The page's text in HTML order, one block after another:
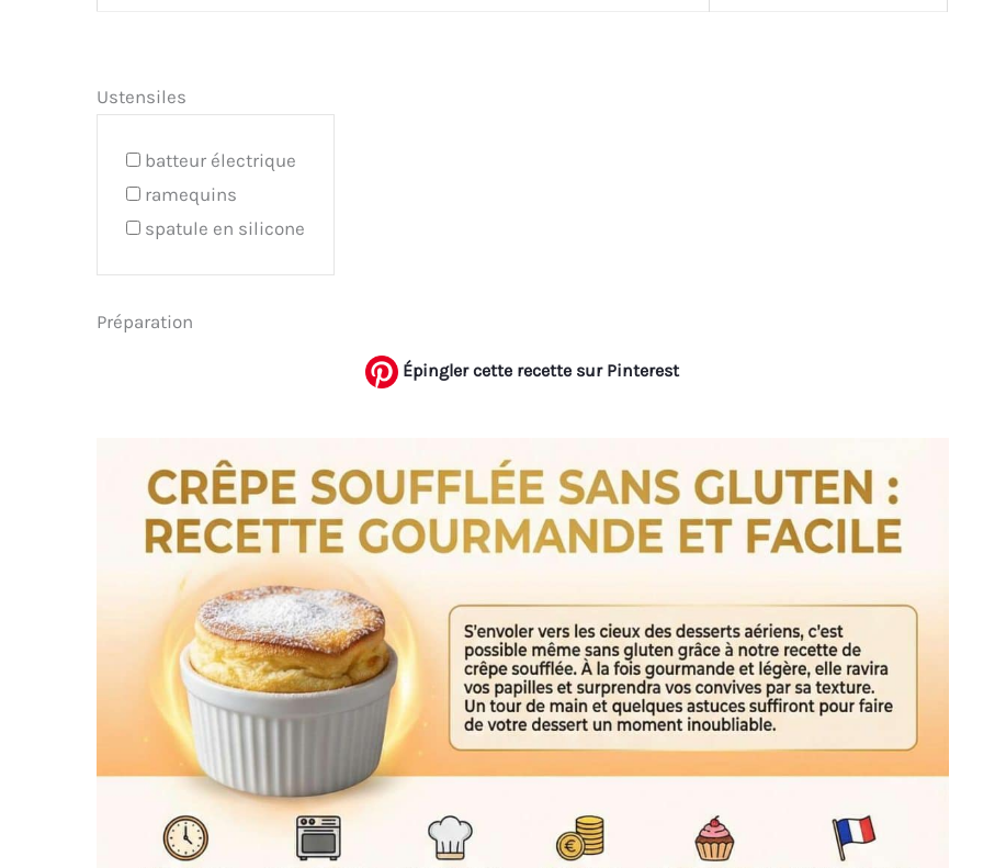
Ustensiles
batteur électrique
ramequins
spatule en silicone
Préparation
Épingler cette recette sur Pinterest